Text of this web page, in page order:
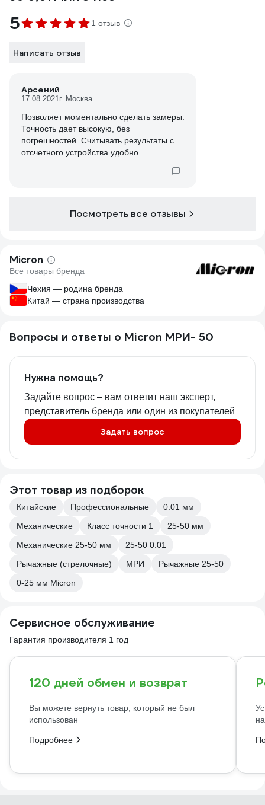
5 1 отзыв
Написать отзыв
Арсений
17.08.2021г. Москва
Позволяет моментально сделать замеры.
Точность дает высокую, без
погрешностей. Считывать результаты с
отсчетного устройства удобно.
Посмотреть все отзывы
Micron
Все товары бренда
Чехия — родина бренда
Китай — страна производства
Вопросы и ответы о Micron МРИ- 50
Нужна помощь?
Задайте вопрос – вам ответит наш эксперт,
представитель бренда или один из покупателей
Задать вопрос
Этот товар из подборок
Китайские Профессиональные
0.01 мм
Механические
Класс точности 1
25-50 мм
Механические 25-50 мм
25-50 0.01
Рычажные (стрелочные)
МРИ
Рычажные 25-50
0-25 мм Micron
Сервисное обслуживание
Гарантия производителя 1 год
120 дней обмен и возврат
Вы можете вернуть товар, который не был
использован
Подробнее